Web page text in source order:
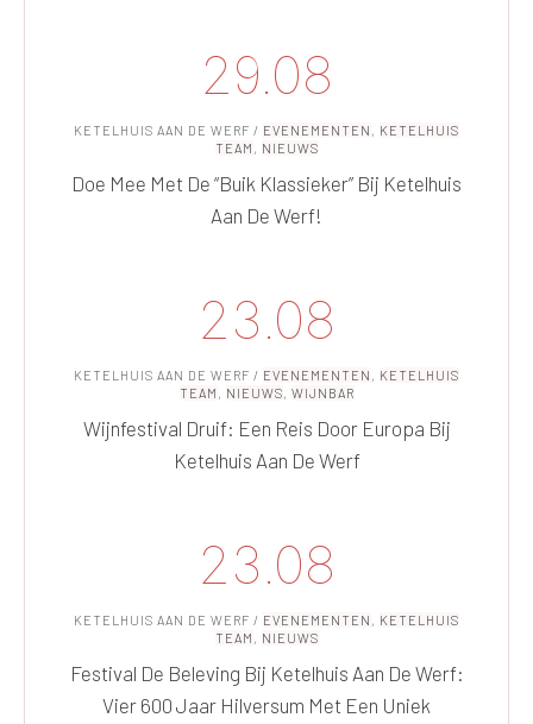
29.08
KETELHUIS AAN DE WERF / EVENEMENTEN , KETELHUIS
TEAM , NIEUWS
Doe Mee Met De “Buik Klassieker” Bij Ketelhuis
Aan De Werf!
23.08
KETELHUIS AAN DE WERF / EVENEMENTEN , KETELHUIS
TEAM , NIEUWS, WIJNBAR
Wijnfestival Druif: Een Reis Door Europa Bij
Ketelhuis Aan De Werf
23.08
KETELHUIS AAN DE WERF / EVENEMENTEN , KETELHUIS
TEAM , NIEUWS
Festival De Beleving Bij Ketelhuis Aan De Werf:
Vier 600 Jaar Hilversum Met Een Uniek